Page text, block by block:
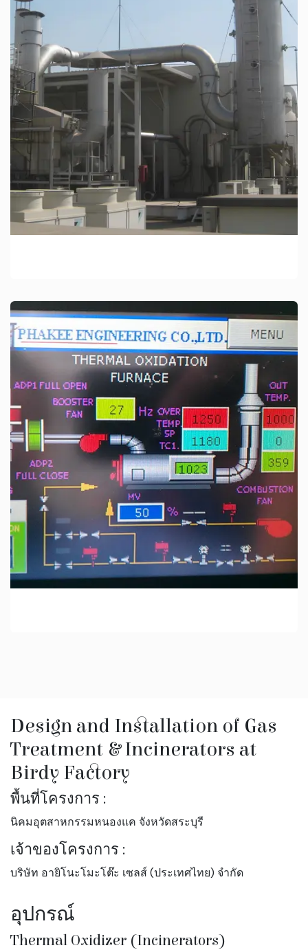
Design and Installation of Gas
Treatment & Incinerators at
Birdy Factory
พื้นที่โครงการ :
นิคมอุตสาหกรรมหนองแค จังหวัดสระบุรี
เจ้าของโครงการ :
บริษัท อายิโนะโมะโต๊ะ เซลส์ (ประเทศไทย) จำกัด
อุปกรณ์
Thermal Oxidizer (Incinerators)